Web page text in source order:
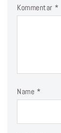
Kommentar *
Name *